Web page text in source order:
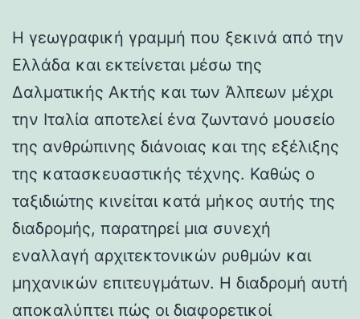
Η γεωγραφική γραμμή που ξεκινά από την
Ελλάδα και εκτείνεται μέσω της
Δαλματικής Ακτής και των Άλπεων μέχρι
την Ιταλία αποτελεί ένα ζωντανό μουσείο
της ανθρώπινης διάνοιας και της εξέλιξης
της κατασκευαστικής τέχνης. Καθώς ο
ταξιδιώτης κινείται κατά μήκος αυτής της
διαδρομής, παρατηρεί μια συνεχή
εναλλαγή αρχιτεκτονικών ρυθμών και
μηχανικών επιτευγμάτων. Η διαδρομή αυτή
αποκαλύπτει πώς οι διαφορετικοί